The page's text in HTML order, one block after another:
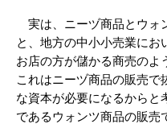
実は、ニーヅ商品とウォ
と、地方の中小小売業にお
お店の方が儲かる商売のよ
これはニーヅ商品の販売で
な資本が必要になるからと
であるウォンツ商品の販売